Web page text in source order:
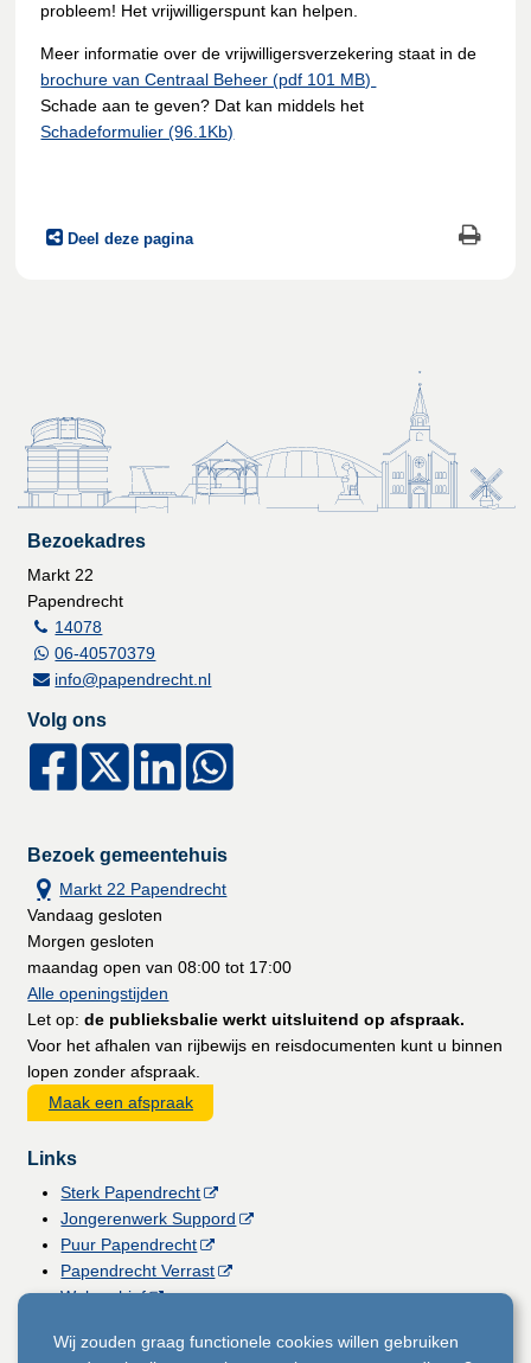
Wij zouden graag functionele cookies willen gebruiken
probleem! Het vrijwilligerspunt kan helpen.
Meer informatie over de vrijwilligersverzekering staat in de
brochure van Centraal Beheer (pdf 101 MB)
Schade aan te geven? Dat kan middels het
Schadeformulier (96.1Kb)
Deel deze pagina
Bezoekadres
Markt 22
Papendrecht
14078
06-40570379
info@papendrecht.nl
Volg ons
Bezoek gemeentehuis
Markt 22 Papendrecht
Vandaag gesloten
Morgen gesloten
maandag open van 08:00 tot 17:00
Alle openingstijden
Let op:de publieksbalie werkt uitsluitend op afspraak.
Voor het afhalen van rijbewijs en reisdocumenten kunt u binnen
lopen zonder afspraak.
Maak een afspraak
Links
Sterk Papendrecht
Jongerenwerk Suppord
Puur Papendrecht
Papendrecht Verrast
Webarchief
Gemeentemagazine